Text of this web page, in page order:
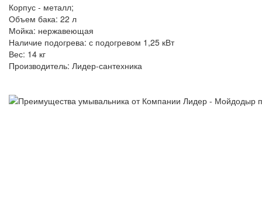
Корпус - металл;
Объем бака: 22 л
Мойка: нержавеющая
Наличие подогрева: с подогревом 1,25 кВт
Вес: 14 кг
Производитель: Лидер-сантехника